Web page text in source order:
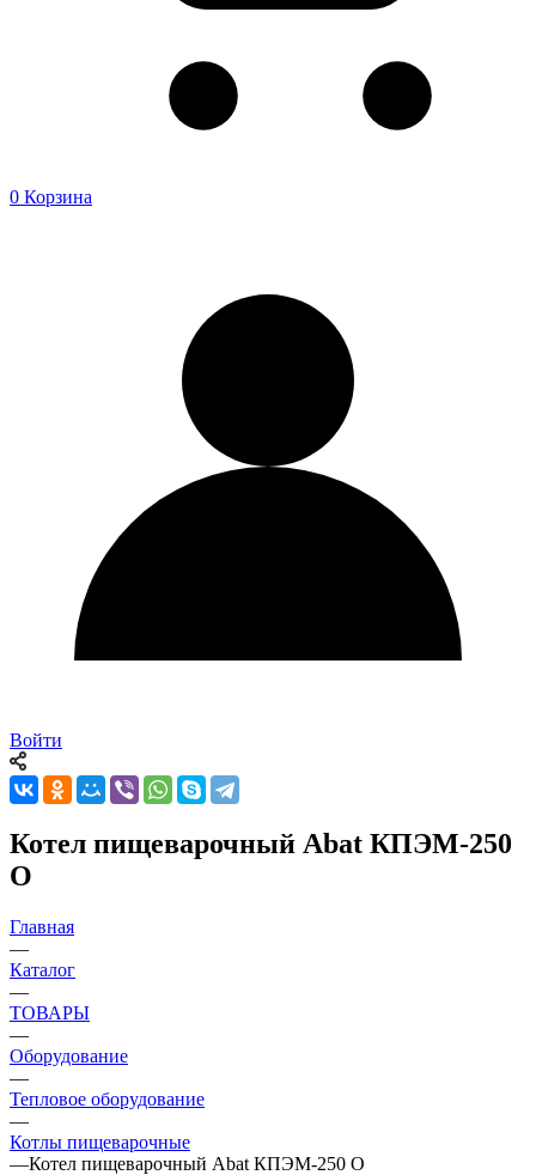
0 Корзина
Войти
Котел пищеварочный Abat КПЭМ-250
О
Главная
—
Каталог
—
ТОВАРЫ
—
Оборудование
—
Тепловое оборудование
—
Котлы пищеварочные
—Котел пищеварочный Abat КПЭМ-250 О